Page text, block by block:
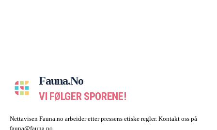
Fauna.no
VI FØLGER SPORENE!
Nettavisen Fauna.no arbeider etter pressens etiske regler. Kontakt oss på
fauna@fauna.no